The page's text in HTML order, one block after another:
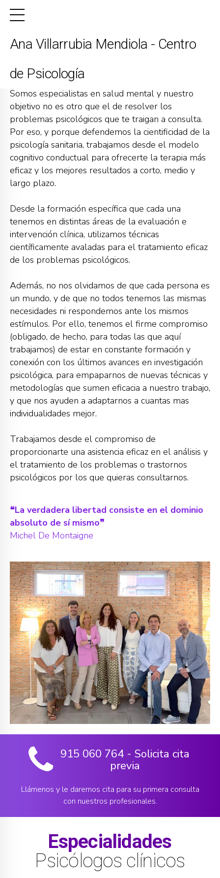
Ana Villarrubia Mendiola - Centro
de Psicología
Enfoque terapéutico
Somos especialistas en salud mental y nuestro
objetivo no es otro que el de resolver los
problemas psicológicos que te traigan a consulta.
Por eso, y porque defendemos la cientificidad de la
psicología sanitaria, trabajamos desde el modelo
cognitivo conductual para ofrecerte la terapia más
eficaz y los mejores resultados a corto, medio y
largo plazo.
Desde la formación específica que cada una
tenemos en distintas áreas de la evaluación e
intervención clínica, utilizamos técnicas
científicamente avaladas para el tratamiento eficaz
de los problemas psicológicos.
Además, no nos olvidamos de que cada persona es
un mundo, y de que no todos tenemos las mismas
necesidades ni respondemos ante los mismos
estímulos. Por ello, tenemos el firme compromiso
(obligado, de hecho, para todas las que aquí
trabajamos) de estar en constante formación y
conexión con los últimos avances en investigación
psicológica, para empaparnos de nuevas técnicas y
metodologías que sumen eficacia a nuestro trabajo,
y que nos ayuden a adaptarnos a cuantas mas
individualidades mejor.
Trabajamos desde el compromiso de
proporcionarte una asistencia eficaz en el análisis y
el tratamiento de los problemas o trastornos
psicológicos por los que quieras consultarnos.
❝La verdadera libertad consiste en el dominio
absoluto de sí mismo❞
Michel De Montaigne
915 060 764 - Solicita cita
previa
Llámenos y le daremos cita para su primera consulta
con nuestros profesionales.
Especialidades
Psicólogos clínicos